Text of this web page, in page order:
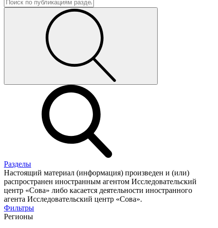
Разделы
Настоящий материал (информация) произведен и (или)
распространен иностранным агентом Исследовательский
центр «Сова» либо касается деятельности иностранного
агента Исследовательский центр «Сова».
Фильтры
Регионы